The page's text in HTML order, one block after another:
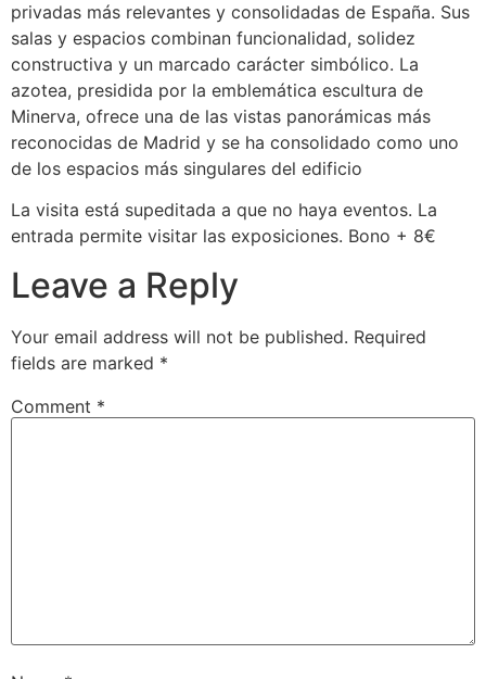
privadas más relevantes y consolidadas de España. Sus
salas y espacios combinan funcionalidad, solidez
constructiva y un marcado carácter simbólico. La
azotea, presidida por la emblemática escultura de
Minerva, ofrece una de las vistas panorámicas más
reconocidas de Madrid y se ha consolidado como uno
de los espacios más singulares del edificio
La visita está supeditada a que no haya eventos. La
entrada permite visitar las exposiciones. Bono + 8€
Leave a Reply
Your email address will not be published. Required
fields are marked *
Comment *